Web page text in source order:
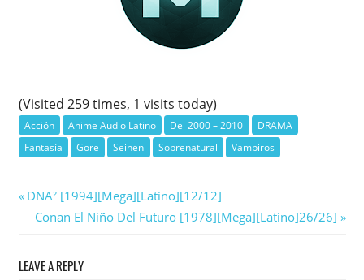
(Visited 259 times, 1 visits today)
Acción Anime Audio Latino Del 2000 – 2010
DRAMA
Fantasía
Gore Seinen Sobrenatural Vampiros
Navegación
de
entradas
Previous
Post:
DNA² [1994][Mega][Latino][12/12]
Next
Conan El Niño Del Futuro [1978][Mega][Latino]26/26]
LEAVE A REPLY